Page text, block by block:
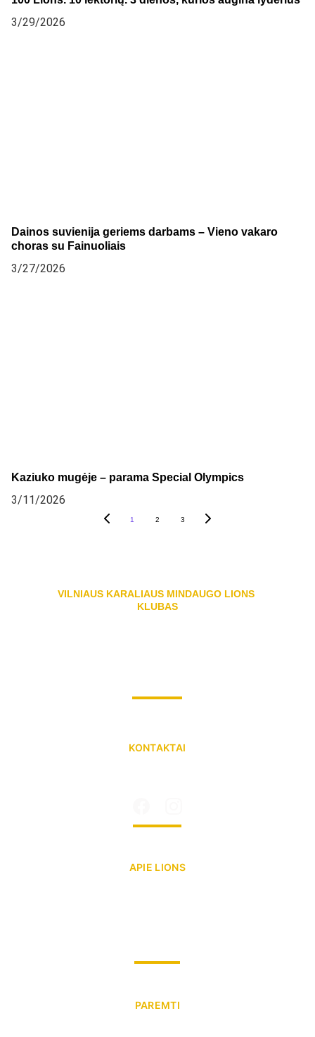
3/29/2026
Dainos suvienija geriems darbams – Vieno vakaro
choras su Fainuoliais
3/27/2026
Kaziuko mugėje – parama Special Olympics
3/11/2026
1 2 3
VILNIAUS KARALIAUS MINDAUGO LIONS
KLUBAS
KONTAKTAI
APIE LIONS
PAREMTI